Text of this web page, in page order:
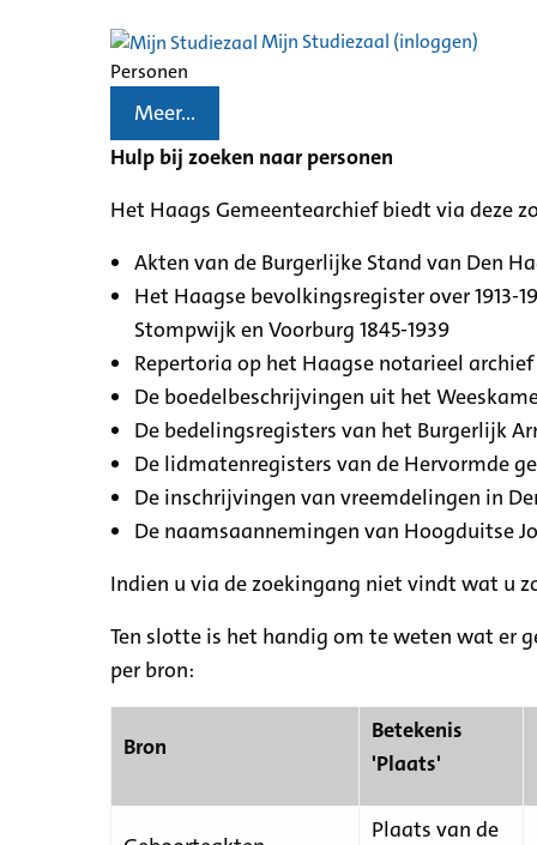
Mijn Studiezaal (inloggen)
Personen
Meer...
Hulp bij zoeken naar personen
Het Haags Gemeentearchief biedt via deze
Akten van de Burgerlijke Stand van Den
Het Haagse bevolkingsregister over 1913-
Stompwijk en Voorburg 1845-1939
Repertoria op het Haagse notarieel archief
De boedelbeschrijvingen uit het
De bedelingsregisters van het Burgerlijk
De lidmatenregisters van de Hervormde
De inschrijvingen van vreemdelingen in
De naamsaannemingen van Hoogduitse
Indien u via de zoekingang niet vindt wat u
Ten slotte is het handig om te weten wat er
per bron:
Bron
Betekenis
'Plaats'
Plaats van de